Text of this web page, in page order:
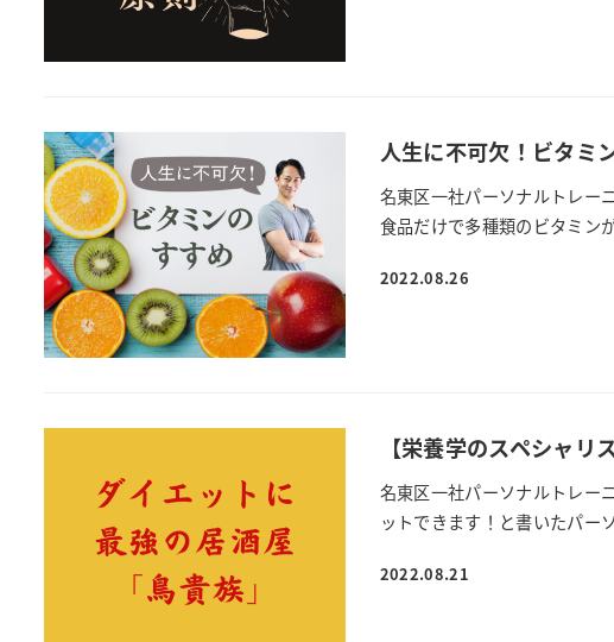
人生に不可欠！ビタミ
名東区一社パーソナルトレー
食品だけで多種類のビタミン
2022.08.26
【栄養学のスペシャ
名東区一社パーソナルトレー
ットできます！と書いたパ
2022.08.21